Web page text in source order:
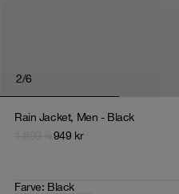
2/6
Rain Jacket, Men - Black
949 kr
Farve: Black